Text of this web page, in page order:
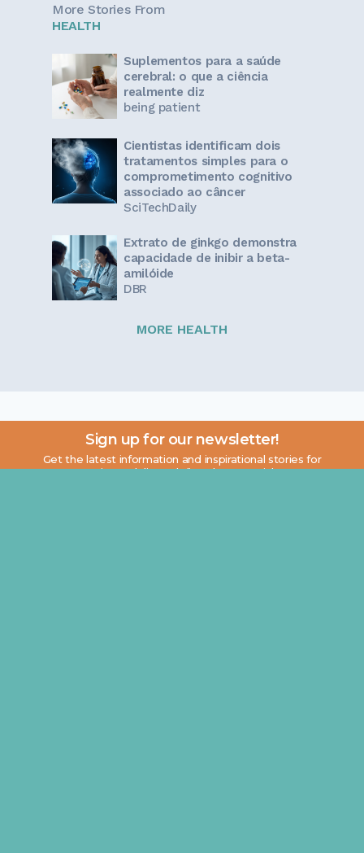
More Stories From
HEALTH
Suplementos para a saúde
cerebral: o que a ciência
realmente diz
being patient
Cientistas identificam dois
tratamentos simples para o
comprometimento cognitivo
associado ao câncer
SciTechDaily
Extrato de ginkgo demonstra
capacidade de inibir a beta-
amilóide
DBR
MORE HEALTH
Sign up for our newsletter!
Get the latest information and inspirational stories for
caregivers, delivered directly to your inbox.